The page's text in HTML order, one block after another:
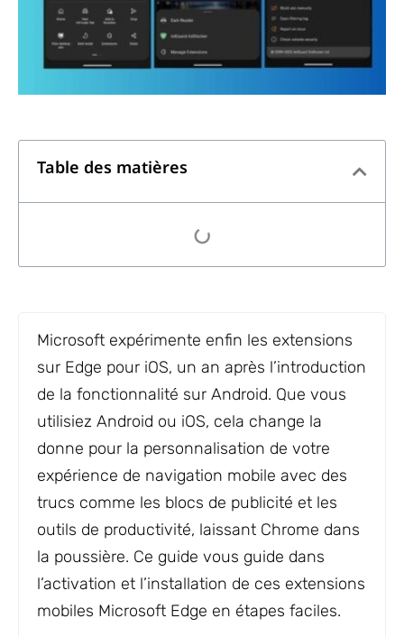
Table des matières
Microsoft expérimente enfin les extensions
sur Edge pour iOS, un an après l’introduction
de la fonctionnalité sur Android. Que vous
utilisiez Android ou iOS, cela change la
donne pour la personnalisation de votre
expérience de navigation mobile avec des
trucs comme les blocs de publicité et les
outils de productivité, laissant Chrome dans
la poussière. Ce guide vous guide dans
l’activation et l’installation de ces extensions
mobiles Microsoft Edge en étapes faciles.